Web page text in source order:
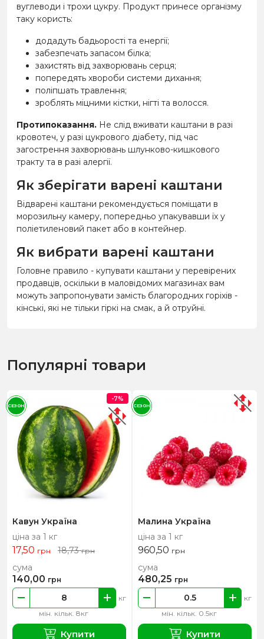
вуглеводи і трохи цукру. Продукт принесе організму
таку користь:
додадуть бадьорості та енергії;
забезпечать запасом білка;
захистять від захворювань серця;
попередять хвороби системи дихання;
поліпшать травлення;
зроблять міцними кістки, нігті та волосся.
Протипоказання. Не слід вживати каштани в разі
кровотеч, у разі цукрового діабету, під час
загострення захворювань шлунково-кишкового
тракту та в разі алергії.
Як зберігати варені каштани
Відварені каштани рекомендується поміщати в
морозильну камеру, попередньо упакувавши їх у
поліетиленовий пакет або в контейнер.
Як вибрати варені каштани
Головне правило - купувати каштани у перевірених
продавців, оскільки в маловідомих магазинах вам
можуть запропонувати замість благородних горіхів -
кінські, які не тільки гіркі на смак, а й отруйні.
Популярні товари
Кавун Україна
ціна за 1 кг
17,50 грн 18,73грн
мін. кільк. 8кг
кг
сума
140,00 грн
Купити
-7%
СЕЗОН
Малина Україна
ціна за 1 кг
960,50 грн
мін. кільк. 0.5кг
кг
сума
480,25 грн
Купити
СЕЗОН